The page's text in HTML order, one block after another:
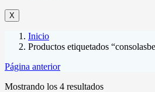
X
Inicio
Productos etiquetados
Página anterior
Mostrando los 4 resultados